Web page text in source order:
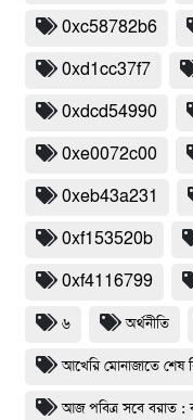
0xc58782b6
0xd1cc37f7
0xdcd54990
0xe0072c00
0xeb43a231
0xf153520b
0xf4116799
৬ অর্থনীতি
আখেরি মোনাজাতে শেষ
আজ পবিত্র সবে বরাত :